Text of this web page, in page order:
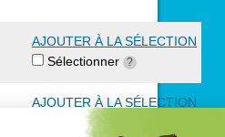
AJOUTER À LA SÉLECTION
Sélectionner ?
AJOUTER À LA SÉLECTION
Sélectionner